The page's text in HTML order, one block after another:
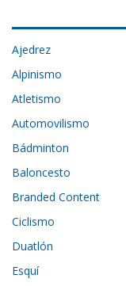
Ajedrez
Alpinismo
Atletismo
Automovilismo
Bádminton
Baloncesto
Branded Content
Ciclismo
Duatlón
Esquí